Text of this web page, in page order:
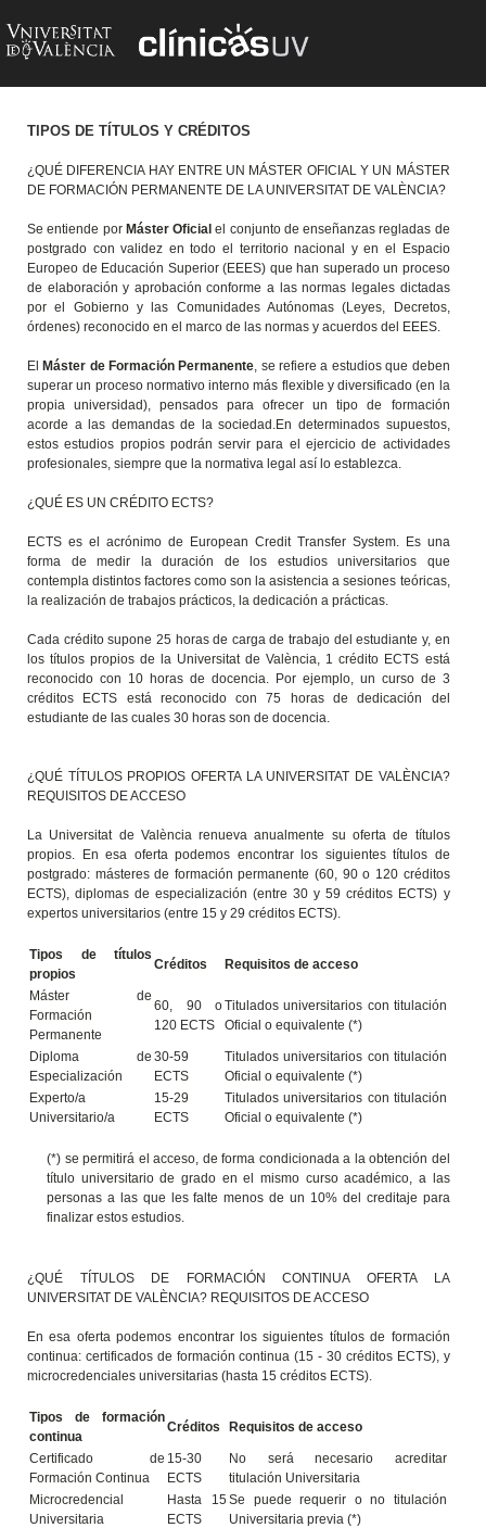
TIPOS DE TÍTULOS Y CRÉDITOS
¿QUÉ DIFERENCIA HAY ENTRE UN MÁSTER OFICIAL Y UN MÁSTER
DE FORMACIÓN PERMANENTE DE LA UNIVERSITAT DE VALÈNCIA?
Se entiende por Máster Oficial el conjunto de enseñanzas regladas de
postgrado con validez en todo el territorio nacional y en el Espacio
Europeo de Educación Superior (EEES) que han superado un proceso
de elaboración y aprobación conforme a las normas legales dictadas
por el Gobierno y las Comunidades Autónomas (Leyes, Decretos,
órdenes) reconocido en el marco de las normas y acuerdos del EEES.
El Máster de Formación Permanente, se refiere a estudios que deben
superar un proceso normativo interno más flexible y diversificado (en la
propia universidad), pensados para ofrecer un tipo de formación
acorde a las demandas de la sociedad.En determinados supuestos,
estos estudios propios podrán servir para el ejercicio de actividades
profesionales, siempre que la normativa legal así lo establezca.
¿QUÉ ES UN CRÉDITO ECTS?
ECTS es el acrónimo de European Credit Transfer System. Es una
forma de medir la duración de los estudios universitarios que
contempla distintos factores como son la asistencia a sesiones teóricas,
la realización de trabajos prácticos, la dedicación a prácticas.
Cada crédito supone 25 horas de carga de trabajo del estudiante y, en
los títulos propios de la Universitat de València, 1 crédito ECTS está
reconocido con 10 horas de docencia. Por ejemplo, un curso de 3
créditos ECTS está reconocido con 75 horas de dedicación del
estudiante de las cuales 30 horas son de docencia.
¿QUÉ TÍTULOS PROPIOS OFERTA LA UNIVERSITAT DE VALÈNCIA?
REQUISITOS DE ACCESO
La Universitat de València renueva anualmente su oferta de títulos
propios. En esa oferta podemos encontrar los siguientes títulos de
postgrado: másteres de formación permanente (60, 90 o 120 créditos
ECTS), diplomas de especialización (entre 30 y 59 créditos ECTS) y
expertos universitarios (entre 15 y 29 créditos ECTS).
Tipos de títulos
propios
Créditos Requisitos de acceso
Máster de
Formación
Permanente
60, 90 o
120 ECTS
Titulados universitarios con titulación
Oficial o equivalente (*)
Diploma de
Especialización
30-59
ECTS
Titulados universitarios con titulación
Oficial o equivalente (*)
Experto/a
Universitario/a
15-29
ECTS
Titulados universitarios con titulación
Oficial o equivalente (*)
(*) se permitirá el acceso, de forma condicionada a la obtención del
título universitario de grado en el mismo curso académico, a las
personas a las que les falte menos de un 10% del creditaje para
finalizar estos estudios.
¿QUÉ TÍTULOS DE FORMACIÓN CONTINUA OFERTA LA
UNIVERSITAT DE VALÈNCIA? REQUISITOS DE ACCESO
En esa oferta podemos encontrar los siguientes títulos de formación
continua: certificados de formación continua (15 - 30 créditos ECTS), y
microcredenciales universitarias (hasta 15 créditos ECTS).
Tipos de formación
continua
Créditos Requisitos de acceso
Certificado de
Formación Continua
15-30
ECTS
No será necesario acreditar
titulación Universitaria
Microcredencial
Universitaria
Hasta 15
ECTS
Se puede requerir o no titulación
Universitaria previa (*)